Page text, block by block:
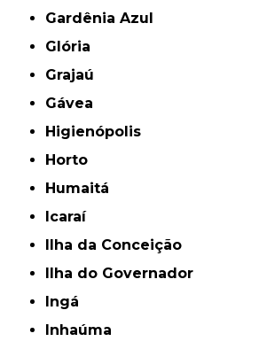
Gardênia Azul
Glória
Grajaú
Gávea
Higienópolis
Horto
Humaitá
Icaraí
Ilha da Conceição
Ilha do Governador
Ingá
Inhaúma